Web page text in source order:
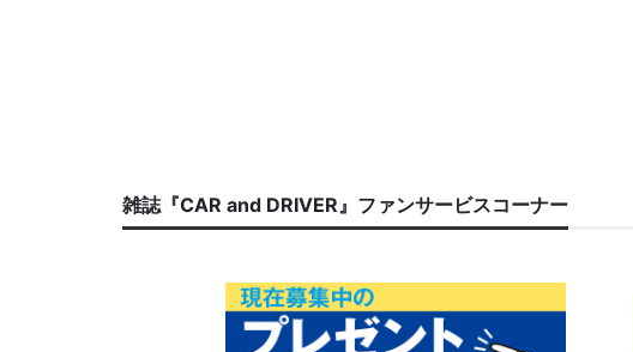
雑誌『CAR and DRIVER』ファンサービスコーナー